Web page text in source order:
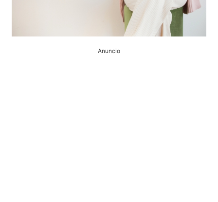
Anuncio